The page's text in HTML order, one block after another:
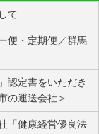
て
便・定期便／群馬
認定書をいただき
の運送会社＞
「健康経営優良法